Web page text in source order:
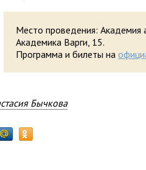
Место проведения: Академия
Академика Варги, 15.
Программа и билеты на
Бычкова